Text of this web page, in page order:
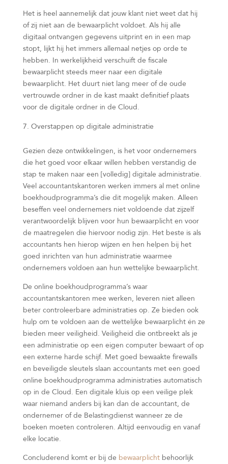
Het is heel aannemelijk dat jouw klant niet weet dat hij
of zij niet aan de bewaarplicht voldoet. Als hij alle
digitaal ontvangen gegevens uitprint en in een map
stopt, lijkt hij het immers allemaal netjes op orde te
hebben. In werkelijkheid verschuift de fiscale
bewaarplicht steeds meer naar een digitale
bewaarplicht. Het duurt niet lang meer of de oude
vertrouwde ordner in de kast maakt definitief plaats
voor de digitale ordner in de Cloud.
Overstappen op digitale administratie
Gezien deze ontwikkelingen, is het voor ondernemers
die het goed voor elkaar willen hebben verstandig de
stap te maken naar een [volledig] digitale administratie.
Veel accountantskantoren werken immers al met online
boekhoudprogramma’s die dit mogelijk maken. Alleen
beseffen veel ondernemers niet voldoende dat zijzelf
verantwoordelijk blijven voor hun bewaarplicht en voor
de maatregelen die hiervoor nodig zijn. Het beste is als
accountants hen hierop wijzen en hen helpen bij het
goed inrichten van hun administratie waarmee
ondernemers voldoen aan hun wettelijke bewaarplicht.
De online boekhoudprogramma’s waar
accountantskantoren mee werken, leveren niet alleen
beter controleerbare administraties op. Ze bieden ook
hulp om te voldoen aan de wettelijke bewaarplicht én ze
bieden meer veiligheid. Veiligheid die ontbreekt als je
een administratie op een eigen computer bewaart of op
een externe harde schijf. Met goed bewaakte firewalls
en beveiligde sleutels slaan accountants met een goed
online boekhoudprogramma administraties automatisch
op in de Cloud. Een digitale kluis op een veilige plek
waar niemand anders bij kan dan de accountant, de
ondernemer of de Belastingdienst wanneer ze de
boeken moeten controleren. Altijd eenvoudig en vanaf
elke locatie.
Concluderend komt er bij de bewaarplichtbehoorlijk